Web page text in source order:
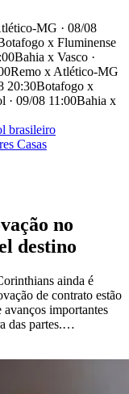
MG · 08/08
x Fluminense
Bahia x Vasco ·
Remo x Atlético-MG
20:30Botafogo x
· 09/08 11:00Bahia x
brasileiro
Casas
no
destino
ainda é
de contrato estão
importantes
das partes.…